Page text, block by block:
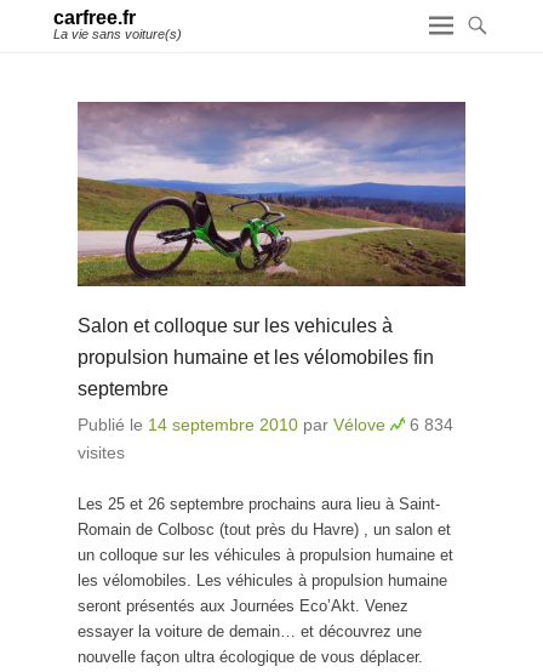
carfree.fr
La vie sans voiture(s)
Salon et colloque sur les vehicules à
propulsion humaine et les vélomobiles fin
septembre
Publié le 14 septembre 2010 par Vélove
6 834
visites
Les 25 et 26 septembre prochains aura lieu à Saint-
Romain de Colbosc (tout près du Havre) , un salon et
un colloque sur les véhicules à propulsion humaine et
les vélomobiles. Les véhicules à propulsion humaine
seront présentés aux Journées Eco’Akt. Venez
essayer la voiture de demain… et découvrez une
nouvelle façon ultra écologique de vous déplacer.